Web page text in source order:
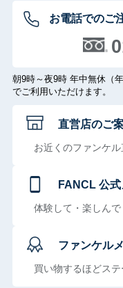
お電話でのご
朝9時～夜9時 年中無休（
でご利用いただけます。
直営店のご
お近くのファンケ
FANCL 公
体験して・楽しんで
ファンケル
買い物するほどステ